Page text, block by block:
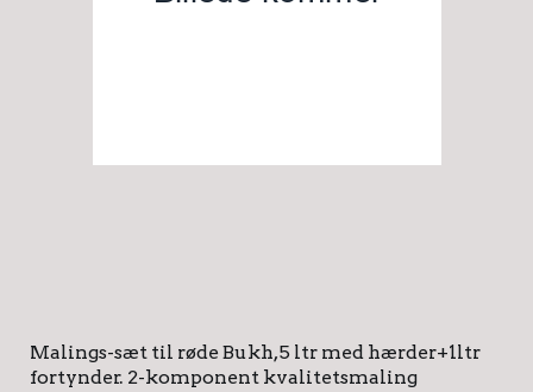
Malings-sæt til røde Bukh, 5 ltr med hærder+1ltr
fortynder. 2-komponent kvalitetsmaling